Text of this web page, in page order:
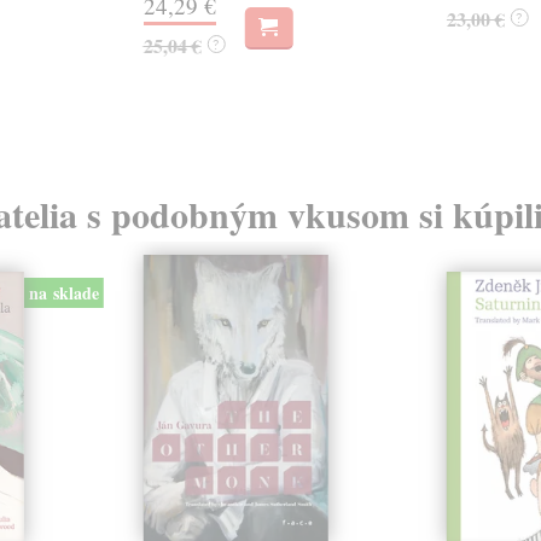
25,04 € ?
23,00 € ?
s podobným vkusom si
na sklade